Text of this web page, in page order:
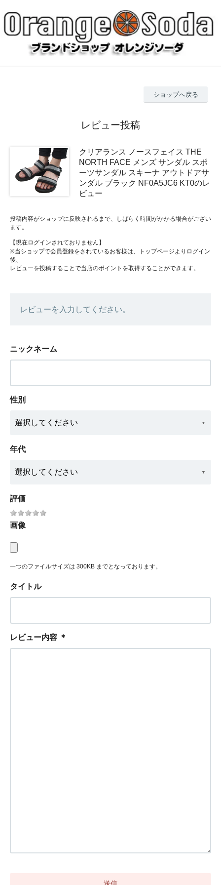
ショップへ戻る
レビュー投稿
クリアランス ノースフェイス THE
NORTH FACE メンズ サンダル スポ
ーツサンダル スキーナ アウトドアサ
ンダル ブラック NF0A5JC6 KT0のレ
ビュー
投稿内容がショップに反映されるまで、しばらく時間がかかる場合がござい
ます。
【現在ログインされておりません】
※当ショップで会員登録をされているお客様は、トップページよりログイン
後、
レビューを投稿することで当店のポイントを取得することができます。
レビューを入力してください。
ニックネーム
性別
年代
評価
画像
一つのファイルサイズは 300KB までとなっております。
タイトル
レビュー内容 ＊